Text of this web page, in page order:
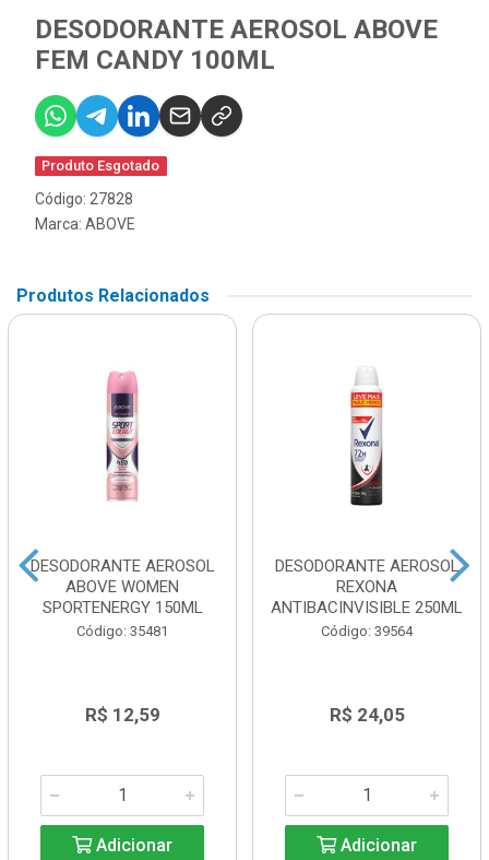
DESODORANTE AEROSOL ABOVE
FEM CANDY 100ML
Produto Esgotado
Código: 27828
Marca: ABOVE
Produtos Relacionados
DESODORANTE AEROSOL
ABOVE WOMEN
SPORTENERGY 150ML
Código: 35481
R$ 12,59
Adicionar
DESODORANTE AEROSOL
REXONA
ANTIBACINVISIBLE 250ML
Código: 39564
R$ 24,05
Adicionar